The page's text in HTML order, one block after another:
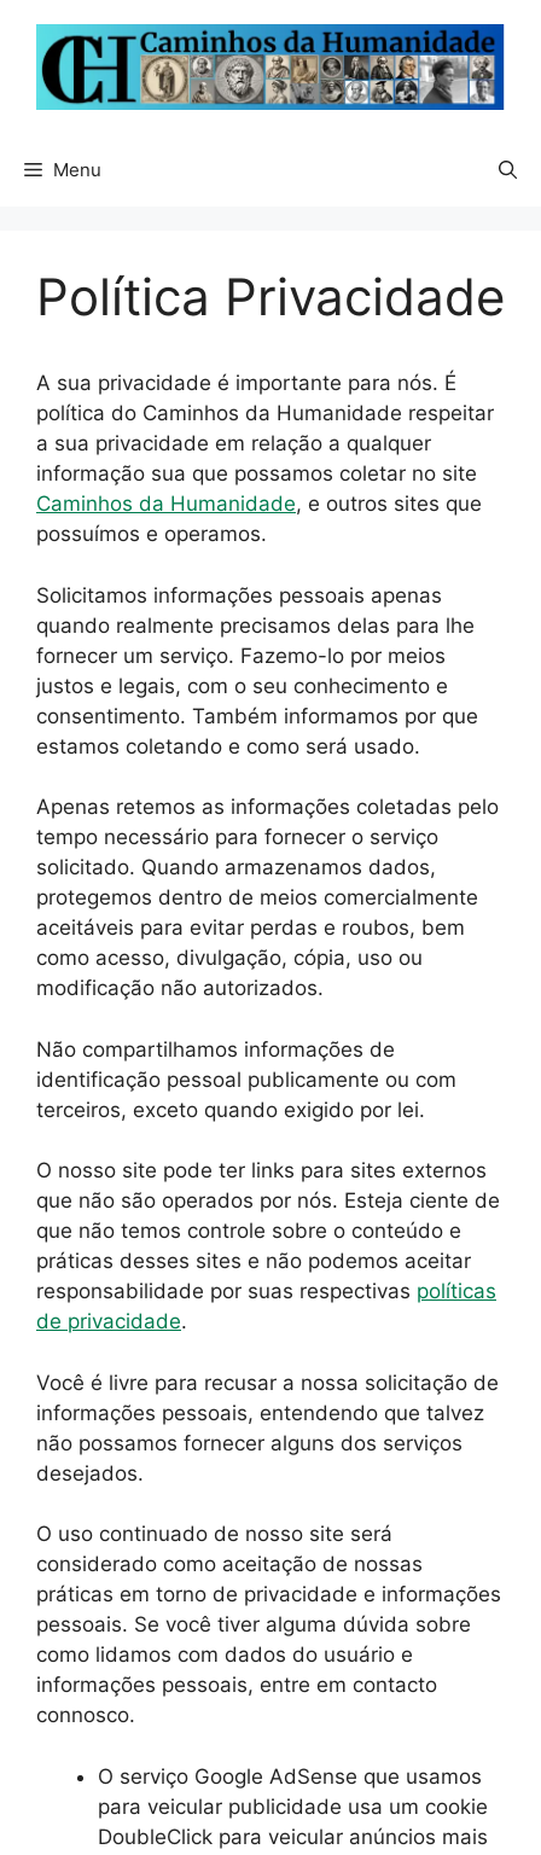
conteúdo
Menu
Política Privacidade
A sua privacidade é importante para nós. É
política do Caminhos da Humanidade respeitar
a sua privacidade em relação a qualquer
informação sua que possamos coletar no site
Caminhos da Humanidade, e outros sites que
possuímos e operamos.
Solicitamos informações pessoais apenas
quando realmente precisamos delas para lhe
fornecer um serviço. Fazemo-lo por meios
justos e legais, com o seu conhecimento e
consentimento. Também informamos por que
estamos coletando e como será usado.
Apenas retemos as informações coletadas pelo
tempo necessário para fornecer o serviço
solicitado. Quando armazenamos dados,
protegemos dentro de meios comercialmente
aceitáveis ​​para evitar perdas e roubos, bem
como acesso, divulgação, cópia, uso ou
modificação não autorizados.
Não compartilhamos informações de
identificação pessoal publicamente ou com
terceiros, exceto quando exigido por lei.
O nosso site pode ter links para sites externos
que não são operados por nós. Esteja ciente de
que não temos controle sobre o conteúdo e
práticas desses sites e não podemos aceitar
responsabilidade por suas respectivas políticas
de privacidade.
Você é livre para recusar a nossa solicitação de
informações pessoais, entendendo que talvez
não possamos fornecer alguns dos serviços
desejados.
O uso continuado de nosso site será
considerado como aceitação de nossas
práticas em torno de privacidade e informações
pessoais. Se você tiver alguma dúvida sobre
como lidamos com dados do usuário e
informações pessoais, entre em contacto
connosco.
O serviço Google AdSense que usamos
para veicular publicidade usa um cookie
DoubleClick para veicular anúncios mais